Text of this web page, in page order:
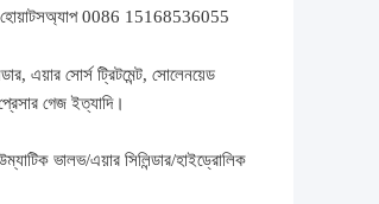
0086 15168536055
এয়ার সোর্স ট্রিটমেন্ট, সোলেনয়েড
গেজ ইত্যাদি।
ভালভ/এয়ার সিলিন্ডার/হাইড্রোলিক